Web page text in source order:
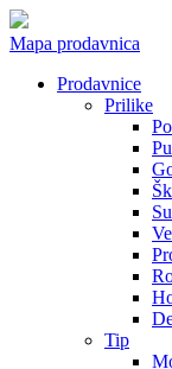
Mapa prodavnica
Prodavnice
Prilike
Tip